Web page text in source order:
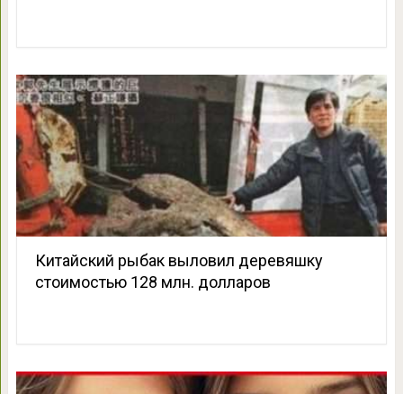
Китайский рыбак выловил деревяшку
стоимостью 128 млн. долларов